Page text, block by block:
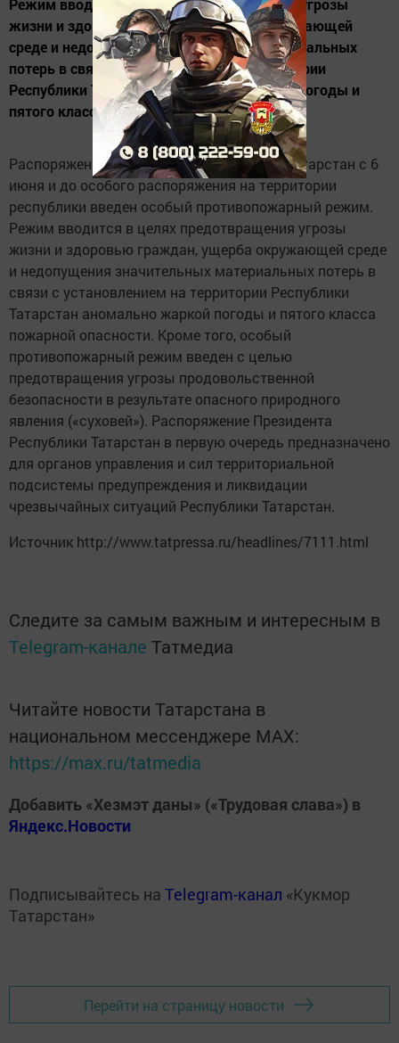
Режим вводится в целях предотвращения угрозы
жизни и здоровью граждан, ущерба окружающей
среде и недопущения значительных материальных
потерь в связи с установлением на территории
Республики Татарстан аномально жаркой погоды и
пятого класса...
Распоряжением Президента Республики Татарстан с 6
июня и до особого распоряжения на территории
республики введен особый противопожарный режим.
Режим вводится в целях предотвращения угрозы
жизни и здоровью граждан, ущерба окружающей среде
и недопущения значительных материальных потерь в
связи с установлением на территории Республики
Татарстан аномально жаркой погоды и пятого класса
пожарной опасности. Кроме того, особый
противопожарный режим введен с целью
предотвращения угрозы продовольственной
безопасности в результате опасного природного
явления («суховей»). Распоряжение Президента
Республики Татарстан в первую очередь предназначено
для органов управления и сил территориальной
подсистемы предупреждения и ликвидации
чрезвычайных ситуаций Республики Татарстан.
Источник http://www.tatpressa.ru/headlines/7111.html
Следите за самым важным и интересным в
Telegram-канале Татмедиа
Читайте новости Татарстана в
национальном мессенджере MАХ:
https://max.ru/tatmedia
Добавить «Хезмэт даны» («Трудовая слава») в
Яндекс.Новости
Подписывайтесь на Telegram-канал «Кукмор
Татарстан»
Перейти на страницу новости